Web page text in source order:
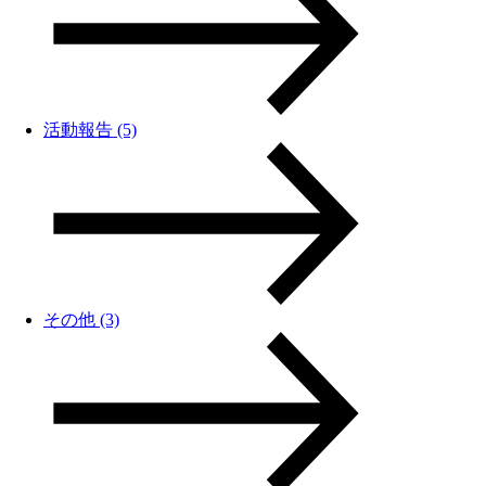
活動報告 (5)
その他 (3)